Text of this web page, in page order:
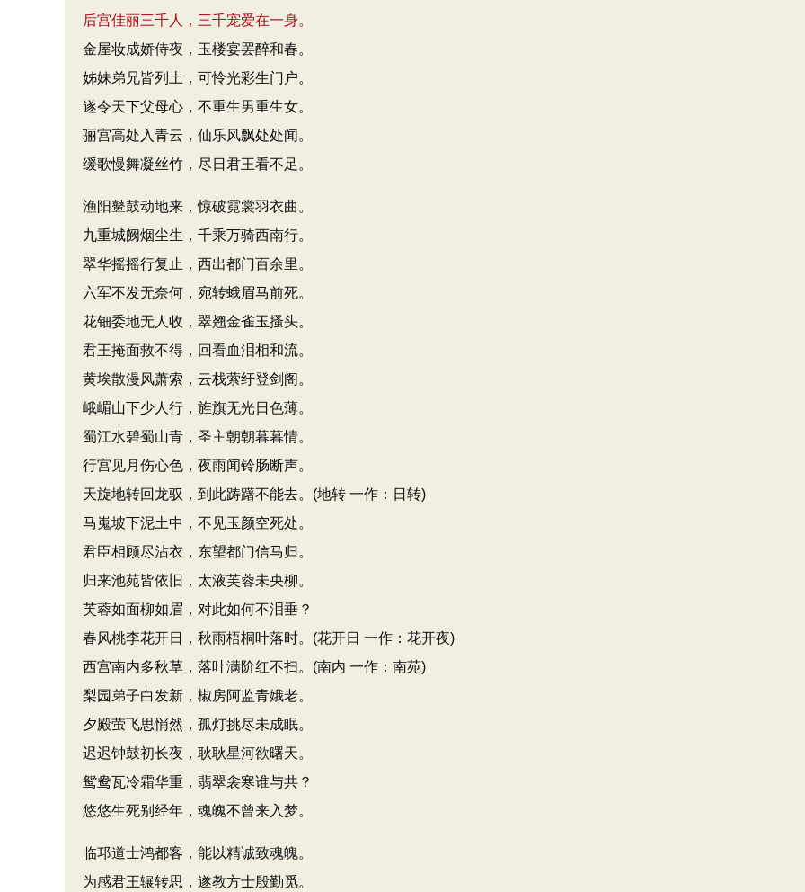
后宫佳丽三千人，三千宠爱在一身。
金屋妆成娇侍夜，玉楼宴罢醉和春。
姊妹弟兄皆列土，可怜光彩生门户。
遂令天下父母心，不重生男重生女。
骊宫高处入青云，仙乐风飘处处闻。
缓歌慢舞凝丝竹，尽日君王看不足。
渔阳鼙鼓动地来，惊破霓裳羽衣曲。
九重城阙烟尘生，千乘万骑西南行。
翠华摇摇行复止，西出都门百余里。
六军不发无奈何，宛转蛾眉马前死。
花钿委地无人收，翠翘金雀玉搔头。
君王掩面救不得，回看血泪相和流。
黄埃散漫风萧索，云栈萦纡登剑阁。
峨嵋山下少人行，旌旗无光日色薄。
蜀江水碧蜀山青，圣主朝朝暮暮情。
行宫见月伤心色，夜雨闻铃肠断声。
天旋地转回龙驭，到此踌躇不能去。(地转 一作：日转)
马嵬坡下泥土中，不见玉颜空死处。
君臣相顾尽沾衣，东望都门信马归。
归来池苑皆依旧，太液芙蓉未央柳。
芙蓉如面柳如眉，对此如何不泪垂？
春风桃李花开日，秋雨梧桐叶落时。(花开日 一作：花开夜)
西宫南内多秋草，落叶满阶红不扫。(南内 一作：南苑)
梨园弟子白发新，椒房阿监青娥老。
夕殿萤飞思悄然，孤灯挑尽未成眠。
迟迟钟鼓初长夜，耿耿星河欲曙天。
鸳鸯瓦冷霜华重，翡翠衾寒谁与共？
悠悠生死别经年，魂魄不曾来入梦。
临邛道士鸿都客，能以精诚致魂魄。
为感君王辗转思，遂教方士殷勤觅。